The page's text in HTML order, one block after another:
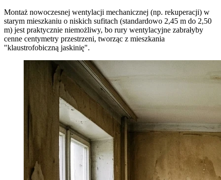
Montaż nowoczesnej wentylacji mechanicznej (np. rekuperacji) w
starym mieszkaniu o niskich sufitach (standardowo 2,45 m do 2,50
m) jest praktycznie niemożliwy, bo rury wentylacyjne zabrałyby
cenne centymetry przestrzeni, tworząc z mieszkania
"klaustrofobiczną jaskinię".